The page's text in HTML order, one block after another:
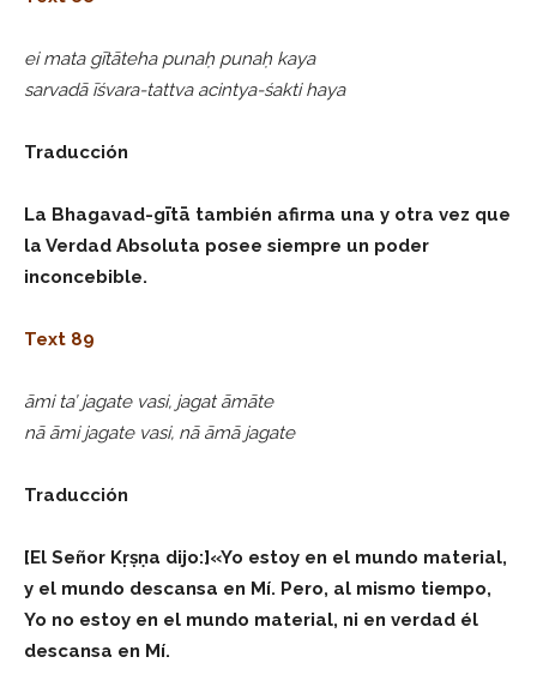
ei mata gītāteha punaḥ punaḥ kaya
sarvadā īśvara-tattva acintya-śakti haya
Traducción
La Bhagavad-gītā también afirma una y otra vez que
la Verdad Absoluta posee siempre un poder
inconcebible.
Text 89
āmi ta’ jagate vasi, jagat āmāte
nā āmi jagate vasi, nā āmā jagate
Traducción
[El Señor Kṛṣṇa dijo:]«Yo estoy en el mundo material,
y el mundo descansa en Mí. Pero, al mismo tiempo,
Yo no estoy en el mundo material, ni en verdad él
descansa en Mí.